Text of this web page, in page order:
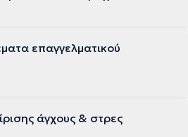
επαγγελματικού
άγχους & στρες